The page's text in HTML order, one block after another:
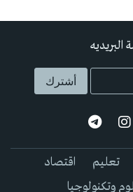
البريديه
تعليم
اقتصاد
وتكنولوجيا